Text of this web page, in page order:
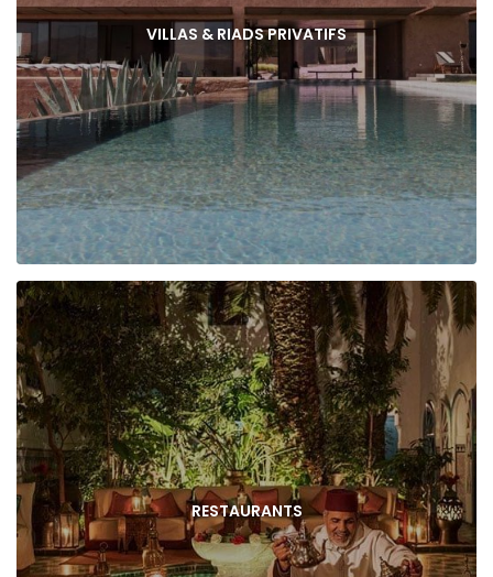
VILLAS & RIADS PRIVATIFS
RESTAURANTS